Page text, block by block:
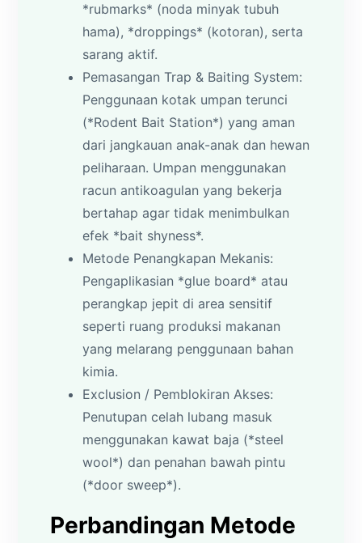
*rubmarks* (noda minyak tubuh
hama), *droppings* (kotoran), serta
sarang aktif.
Pemasangan Trap & Baiting System:
Penggunaan kotak umpan terunci
(*Rodent Bait Station*) yang aman
dari jangkauan anak-anak dan hewan
peliharaan. Umpan menggunakan
racun antikoagulan yang bekerja
bertahap agar tidak menimbulkan
efek *bait shyness*.
Metode Penangkapan Mekanis:
Pengaplikasian *glue board* atau
perangkap jepit di area sensitif
seperti ruang produksi makanan
yang melarang penggunaan bahan
kimia.
Exclusion / Pemblokiran Akses:
Penutupan celah lubang masuk
menggunakan kawat baja (*steel
wool*) dan penahan bawah pintu
(*door sweep*).
Perbandingan Metode